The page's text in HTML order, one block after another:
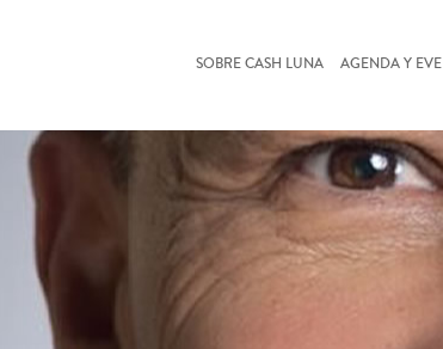
SOBRE CASH LUNA AGENDA Y